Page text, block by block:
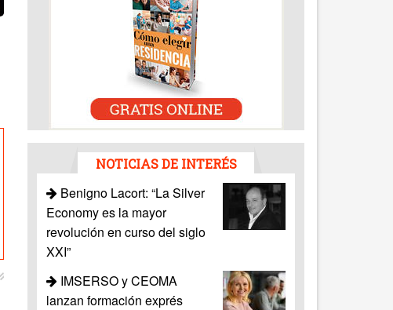
NOTICIAS DE INTERÉS
Benigno Lacort: “La Silver
Economy es la mayor
revolución en curso del siglo
XXI”
IMSERSO y CEOMA
lanzan formación exprés